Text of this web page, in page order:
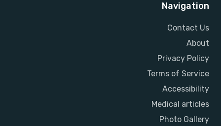
Navigation
Contact Us
About
Privacy Policy
Terms of Service
Accessibility
Medical articles
Photo Gallery